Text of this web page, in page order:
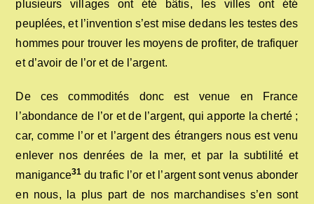
plusieurs villages ont été bâtis, les villes ont été
peuplées, et l’invention s’est mise dedans les testes des
hommes pour trouver les moyens de profiter, de trafiquer
et d’avoir de l’or et de l’argent.
De ces commodités donc est venue en France
l’abondance de l’or et de l’argent, qui apporte la cherté ;
car, comme l’or et l’argent des étrangers nous est venu
enlever nos denrées de la mer, et par la subtilité et
manigance31 du trafic l’or et l’argent sont venus abonder
en nous, la plus part de nos marchandises s’en sont